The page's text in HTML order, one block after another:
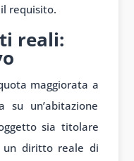
requisito.
reali:
maggiorata a
su un’abitazione
sia titolare
diritto reale di